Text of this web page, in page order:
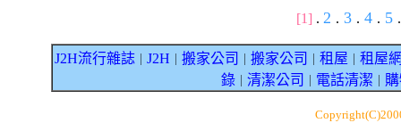
[1] . 2 . 3 . 4 . 5 .
J2H流行雜誌 J2H 搬家公司 搬家公司 租屋
租屋
錄｜ 清潔公司 電話清潔